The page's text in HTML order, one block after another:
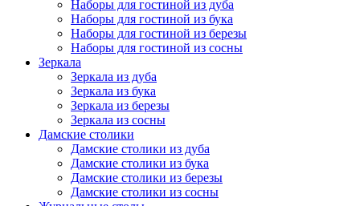
Наборы для гостиной из дуба
Наборы для гостиной из бука
Наборы для гостиной из березы
Наборы для гостиной из сосны
Зеркала
Зеркала из дуба
Зеркала из бука
Зеркала из березы
Зеркала из сосны
Дамские столики
Дамские столики из дуба
Дамские столики из бука
Дамские столики из березы
Дамские столики из сосны